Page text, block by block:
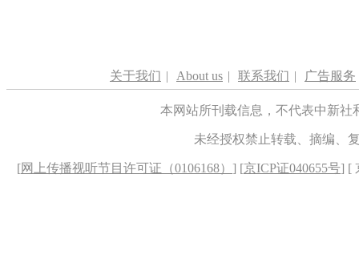
关于我们 | About us | 联系我们 | 广告服务
本网站所刊载信息，不代表中新
未经授权禁止转载、摘编、
[网上传播视听节目许可证（0106168） ] [京ICP证040655号] [